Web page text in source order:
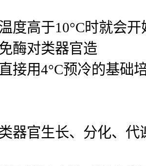
度高于10°C时就会
酶对类器官造
接用4°C预冷的基础
器官生长、分化、